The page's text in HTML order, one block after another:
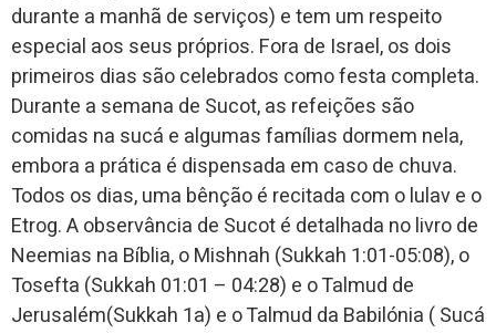
durante a manhã de serviços) e tem um respeito
especial aos seus próprios. Fora de Israel, os dois
primeiros dias são celebrados como festa completa.
Durante a semana de Sucot, as refeições são
comidas na sucá e algumas famílias dormem nela,
embora a prática é dispensada em caso de chuva.
Todos os dias, uma bênção é recitada com o lulav e o
Etrog. A observância de Sucot é detalhada no livro de
Neemias na Bíblia, o Mishnah (Sukkah 1:01-05:08), o
Tosefta (Sukkah 01:01 – 04:28) e o Talmud de
Jerusalém(Sukkah 1a) e o Talmud da Babilónia ( Sucá